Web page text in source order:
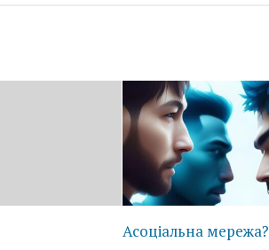
Асоціальна мережа?